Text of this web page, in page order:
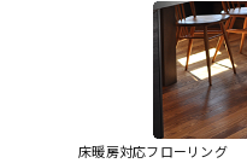
床暖房対応フローリング